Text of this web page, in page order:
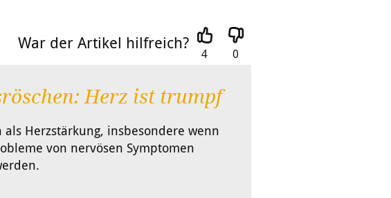
War der Artikel hilfreich?
4 0
Herz ist trumpf
als Herzstärkung, insbesondere wenn
von nervösen Symptomen